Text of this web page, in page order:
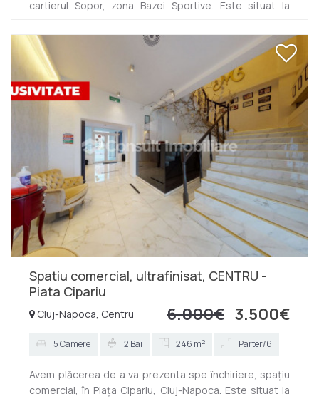
cartierul Sopor, zona Bazei Sportive. Este situat la
mp. Se oferă spre închiriere finisat si cu un loc de
parcare inclus. Nu se poate obține orar de funcționare,
așadar se pretează pentru activități care funcționează
pe programări. Zona este in plină dezvoltare, ușor
accesibila si liniștită. Contactați-ne cu încredere
pentru mai multe detalii!
Spatiu comercial, ultrafinisat, CENTRU -
Piata Cipariu
3.500€
6.000€
Cluj-Napoca, Centru
5 Camere 2 Bai 246 m2 Parter/6
Avem plăcerea de a va prezenta spe închiriere, spațiu
comercial, în Piața Cipariu, Cluj-Napoca. Este situat la